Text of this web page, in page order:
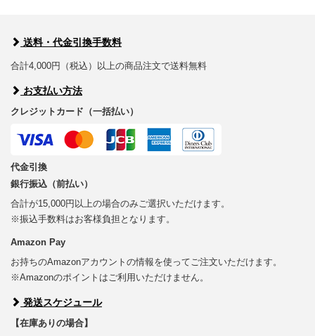
送料・代金引換手数料
合計4,000円（税込）以上の商品注文で送料無料
お支払い方法
クレジットカード（一括払い）
代金引換
銀行振込（前払い）
合計が15,000円以上の場合のみご選択いただけます。
※振込手数料はお客様負担となります。
Amazon Pay
お持ちのAmazonアカウントの情報を使ってご注文いただけます。
※Amazonのポイントはご利用いただけません。
発送スケジュール
【在庫ありの場合】